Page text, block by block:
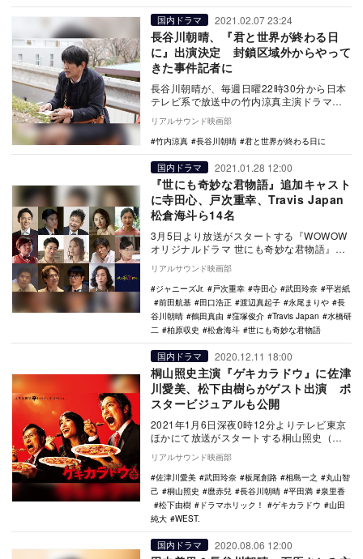
国内ドラマ 2021.02.07 23:24
長谷川朝晴、『君と世界が終わる日
に』出演決定 封鎖区域外からやって
きた事件記者に
長谷川朝晴が、毎週日曜22時30分から日本
テレビ系で放送中の竹内涼真主演ドラマ
『君と世界が終わる日に』に出演すること
が決定した。…
リアルサウンド映画部
竹内涼真
長谷川朝晴 君と世界が終わる日に
国内ドラマ 2021.01.28 12:00
『世にも奇妙な君物語』追加キャスト
に寺田心、戸次重幸、Travis Japan
松倉海斗ら14名
3月5日より放送がスタートする『WOWOW
オリジナルドラマ 世にも奇妙な君物語』の
追加キャスト14名が発表された。 黒島結
菜…
リアルサウンド映画部
ジャニーズJr.
戸次重幸 寺田心 武田玲奈
平岩紙
前田航基
田口浩正 渡辺真起子 永尾まりや
長
谷川朝晴
鶴田真由 窪塚俊介 Travis Japan
水橋研
二
柏原収史 松倉海斗 世にも奇妙な君物語
国内ドラマ 2020.12.11 18:00
桐山照史主演『ゲキカラドウ』に佐津
川愛美、松下由樹らがゲスト出演 ポ
スタービジュアルも公開
2021年1月6日深夜0時12分よりテレビ東京
ほかにて放送がスタートする桐山照史（ジ
ャニーズWEST）主演ドラマ『ゲキカラド
ウ』…
リアルサウンド映画部
佐津川愛美
武田玲奈 板尾創路 相島一之
丸山智
己
桐山照史 麿赤兒 長谷川朝晴 平田満
泉里香
松下由樹
ドラマホリック！ ゲキカラドウ
山田
純大
WEST.
国内ドラマ 2020.08.06 12:00